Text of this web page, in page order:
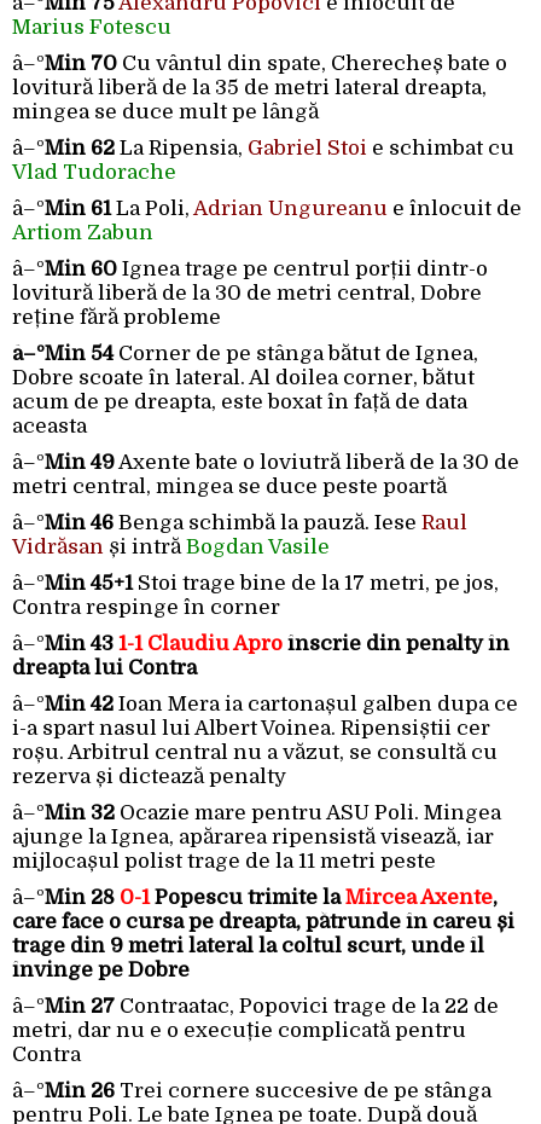
Marius Fotescu
â–ºMin 70 Cu vântul din spate, Cherecheș bate o
lovitură liberă de la 35 de metri lateral dreapta,
mingea se duce mult pe lângă
â–ºMin 62 La Ripensia, Gabriel Stoi e schimbat cu
Vlad Tudorache
â–ºMin 61La Poli, Adrian Ungureanu e înlocuit de
Artiom Zabun
â–ºMin 60 Ignea trage pe centrul porții dintr-o
lovitură liberă de la 30 de metri central, Dobre
reține fără probleme
â–ºMin 54 Corner de pe stânga bătut de Ignea,
Dobre scoate în lateral. Al doilea corner, bătut
acum de pe dreapta, este boxat în față de data
aceasta
â–ºMin 49Axente bate o loviutră liberă de la 30 de
metri central, mingea se duce peste poartă
â–ºMin 46 Benga schimbă la pauză. Iese Raul
Vidrăsan și intrăBogdan Vasile
â–ºMin 45+1 Stoi trage bine de la 17 metri, pe jos,
Contra respinge în corner
â–ºMin 43 1-1 Claudiu Apro înscrie din penalty în
dreapta lui Contra
â–ºMin 42 Ioan Mera ia cartonașul galben dupa ce
i-a spart nasul lui Albert Voinea. Ripensiștii cer
roșu. Arbitrul central nu a văzut, se consultă cu
rezerva și dictează penalty
â–ºMin 32 Ocazie mare pentru ASU Poli. Mingea
ajunge la Ignea, apărarea ripensistă visează, iar
mijlocașul polist trage de la 11 metri peste
â–ºMin 28 0-1Popescu trimite laMircea Axente,
care face o cursa pe dreapta, pătrunde în careu și
trage din 9 metri lateral la coltul scurt, unde îl
învinge pe Dobre
â–ºMin 27 Contraatac, Popovici trage de la 22 de
metri, dar nu e o execuție complicată pentru
Contra
â–ºMin 26 Trei cornere succesive de pe stânga
pentru Poli. Le bate Ignea pe toate. După două